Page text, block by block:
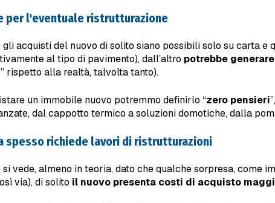
per l'eventuale ristrutturazione
acquisti del nuovo di solito siano possibili solo su carta
al tipo di pavimento), dall’altro potrebbe
rispetto alla realtà, talvolta tanto).
un immobile nuovo potremmo definirlo “zero pensieri
dal cappotto termico a soluzioni domotiche, dalla
spesso richiede lavori di ristrutturazioni
vede, almeno in teoria, dato che qualche sorpresa,
via), di solito il nuovo presenta costi di acquisto